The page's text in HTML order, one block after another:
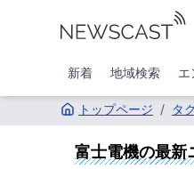
新着 地域検索 エ
トップページ / タ
富士電機の最新